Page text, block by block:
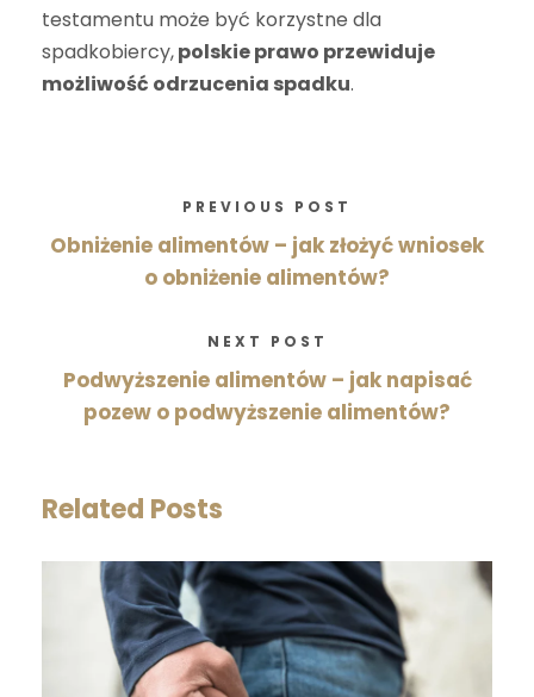
testamentu może być korzystne dla
spadkobiercy,polskie prawo przewiduje
możliwość odrzucenia spadku.
PREVIOUS POST
Obniżenie alimentów – jak złożyć wniosek
o obniżenie alimentów?
NEXT POST
Podwyższenie alimentów – jak napisać
pozew o podwyższenie alimentów?
Related Posts